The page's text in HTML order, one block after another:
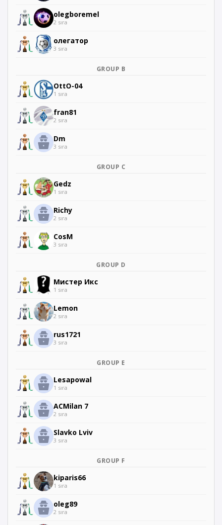
olegboremel
2 sıra
олегатор
3 sıra
GROUP B
OttO-04
1 sıra
fran81
2 sıra
Dm
3 sıra
GROUP C
Gedz
1 sıra
Richy
2 sıra
CosM
3 sıra
GROUP D
Мистер Икс
1 sıra
Lemon
2 sıra
rus1721
3 sıra
GROUP E
Lesapowal
1 sıra
ACMilan 7
2 sıra
Slavko Lviv
3 sıra
GROUP F
kiparis66
1 sıra
oleg89
2 sıra